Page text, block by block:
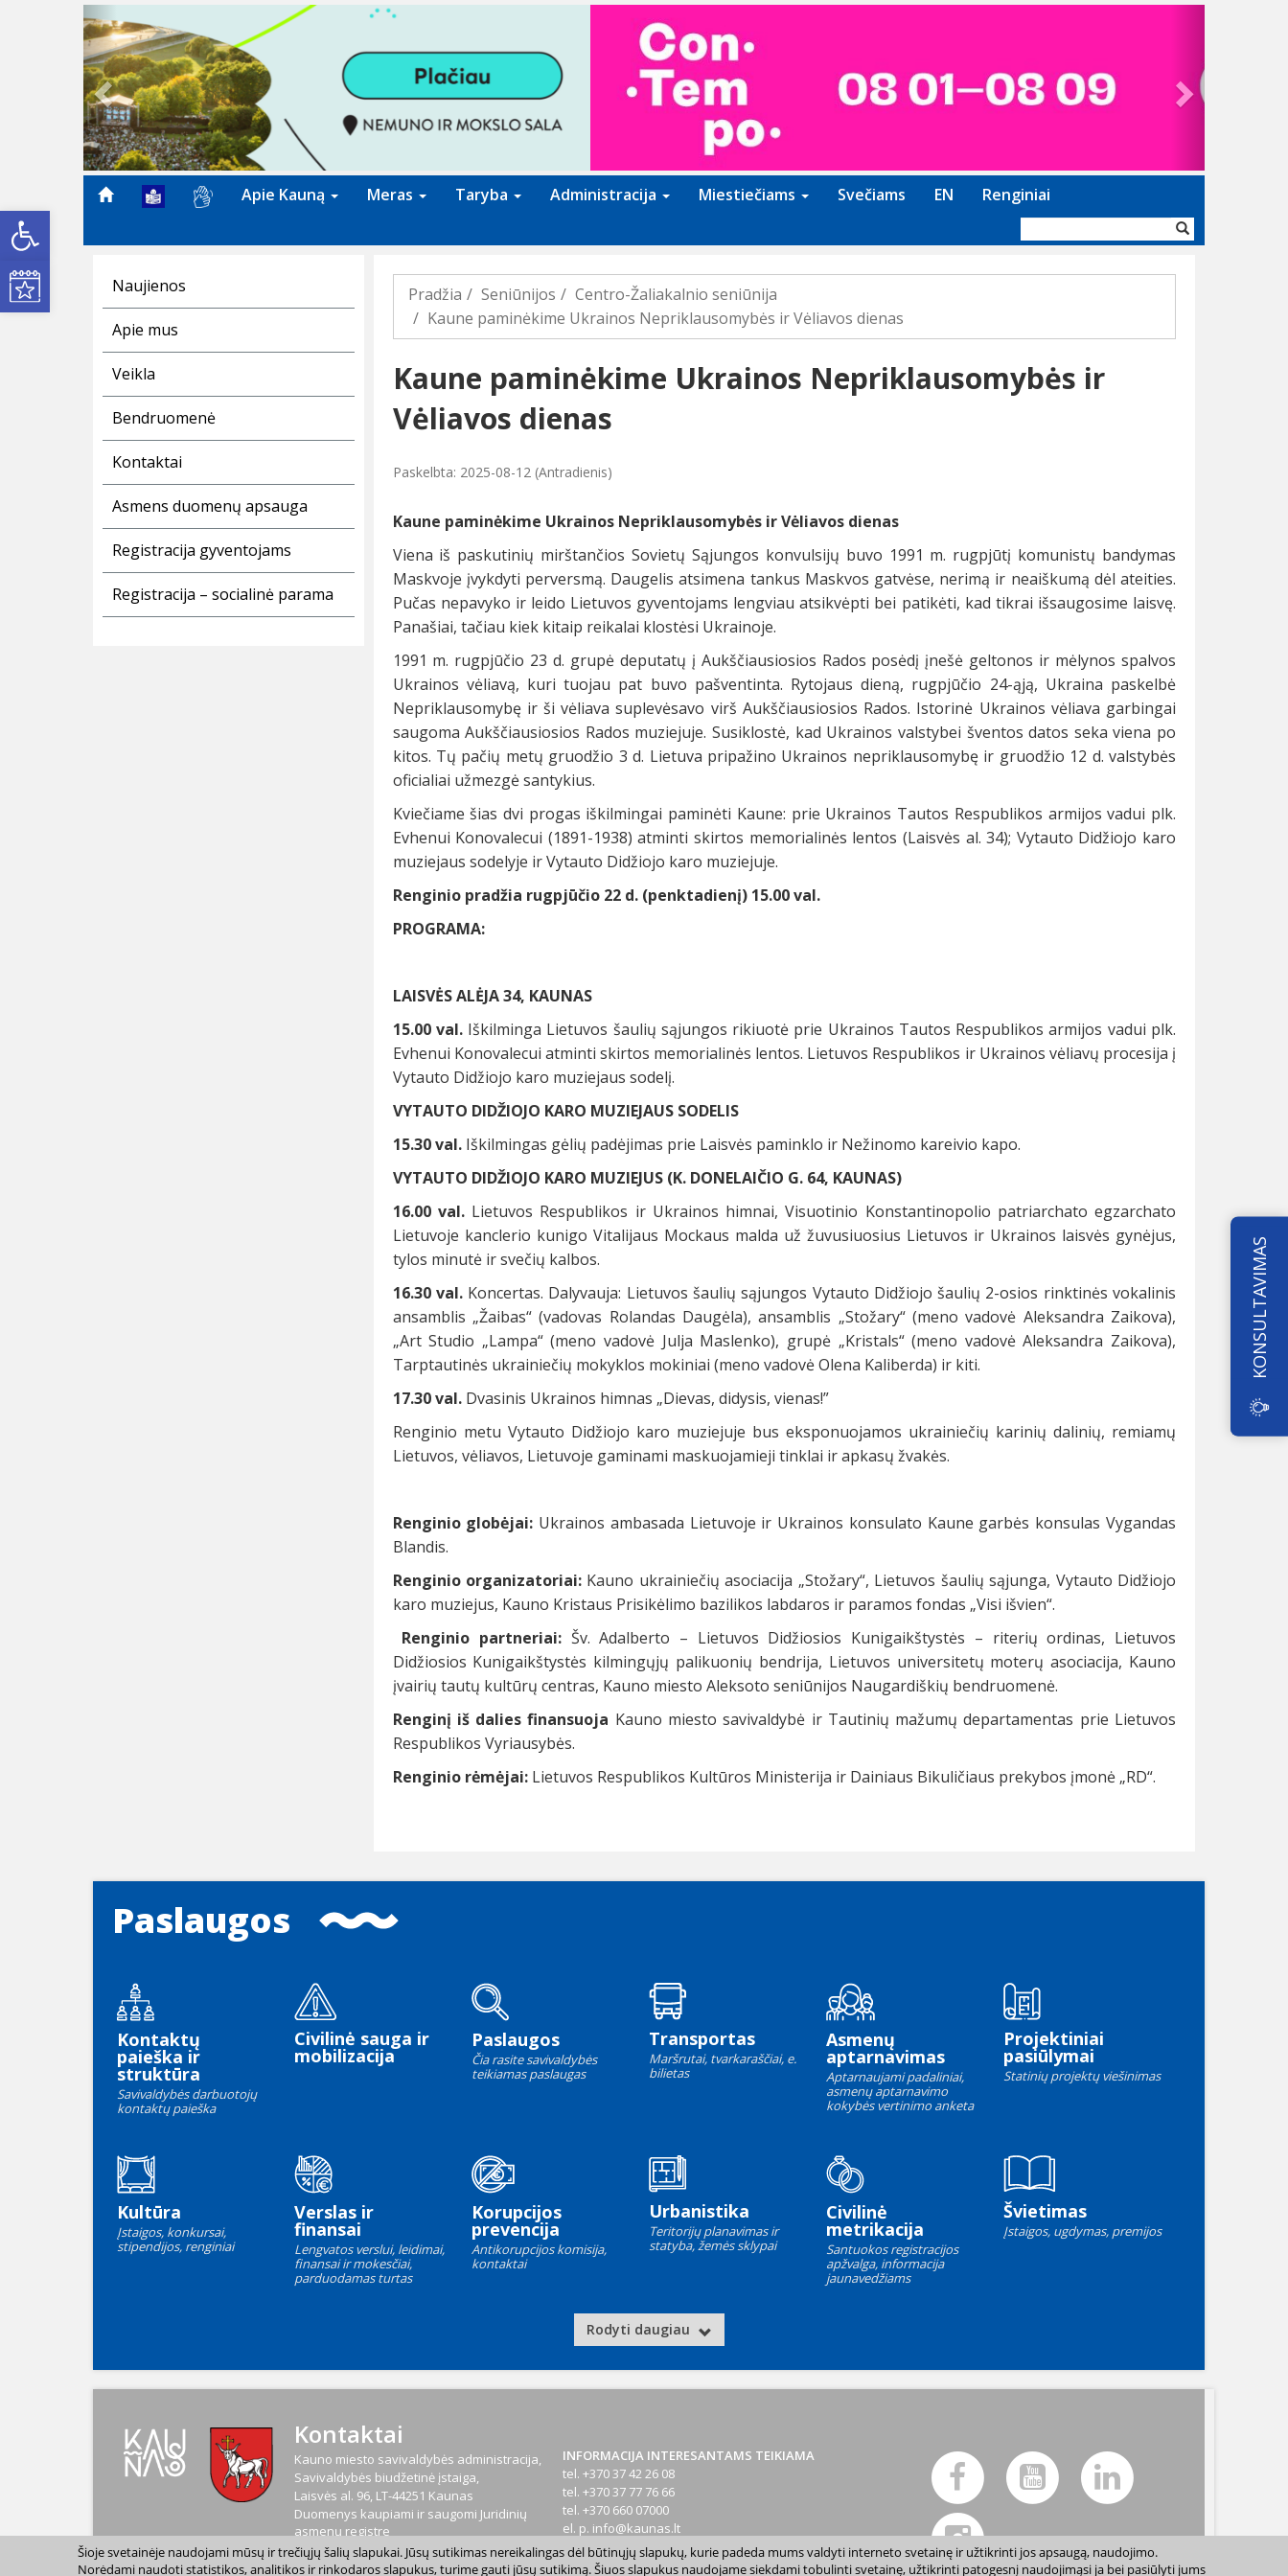
Open toolbar
Kultūros renginiai
Previous
Apie Kauną Meras Taryba Administracija Miestiečiams Svečiams EN Renginiai
forma
Naujienos
Apie mus
Veikla
Bendruomenė
Kontaktai
Asmens duomenų apsauga
Registracija gyventojams
Registracija – socialinė parama
Pradžia Seniūnijos
Centro-Žaliakalnio seniūnija
Kaune paminėkime Ukrainos Nepriklausomybės ir Vėliavos dienas
Kaune paminėkime Ukrainos Nepriklausomybės ir
Vėliavos dienas
Paskelbta: 2025-08-12 (Antradienis)
Kaune paminėkime Ukrainos Nepriklausomybės ir Vėliavos dienas
Viena iš paskutinių mirštančios Sovietų Sąjungos konvulsijų buvo 1991 m. rugpjūtį komunistų bandymas
Maskvoje įvykdyti perversmą. Daugelis atsimena tankus Maskvos gatvėse, nerimą ir neaiškumą dėl ateities.
Pučas nepavyko ir leido Lietuvos gyventojams lengviau atsikvėpti bei patikėti, kad tikrai išsaugosime laisvę.
Panašiai, tačiau kiek kitaip reikalai klostėsi Ukrainoje.
1991 m. rugpjūčio 23 d. grupė deputatų į Aukščiausiosios Rados posėdį įnešė geltonos ir mėlynos spalvos
Ukrainos vėliavą, kuri tuojau pat buvo pašventinta. Rytojaus dieną, rugpjūčio 24-ąją, Ukraina paskelbė
Nepriklausomybę ir ši vėliava suplevėsavo virš Aukščiausiosios Rados. Istorinė Ukrainos vėliava garbingai
saugoma Aukščiausiosios Rados muziejuje. Susiklostė, kad Ukrainos valstybei šventos datos seka viena po
kitos. Tų pačių metų gruodžio 3 d. Lietuva pripažino Ukrainos nepriklausomybę ir gruodžio 12 d. valstybės
oficialiai užmezgė santykius.
Kviečiame šias dvi progas iškilmingai paminėti Kaune: prie Ukrainos Tautos Respublikos armijos vadui plk.
Evhenui Konovalecui (1891-1938) atminti skirtos memorialinės lentos (Laisvės al. 34); Vytauto Didžiojo karo
muziejaus sodelyje ir Vytauto Didžiojo karo muziejuje.
Renginio pradžia rugpjūčio 22 d. (penktadienį) 15.00 val.
PROGRAMA:
LAISVĖS ALĖJA 34, KAUNAS
15.00 val.Iškilminga Lietuvos šaulių sąjungos rikiuotė prie Ukrainos Tautos Respublikos armijos vadui plk.
Evhenui Konovalecui atminti skirtos memorialinės lentos. Lietuvos Respublikos ir Ukrainos vėliavų procesija į
Vytauto Didžiojo karo muziejaus sodelį.
VYTAUTO DIDŽIOJO KARO MUZIEJAUS SODELIS
15.30 val.Iškilmingas gėlių padėjimas prie Laisvės paminklo ir Nežinomo kareivio kapo.
VYTAUTO DIDŽIOJO KARO MUZIEJUS (K. DONELAIČIO G. 64, KAUNAS)
16.00 val. Lietuvos Respublikos ir Ukrainos himnai, Visuotinio Konstantinopolio patriarchato egzarchato
Lietuvoje kanclerio kunigo Vitalijaus Mockaus malda už žuvusiuosius Lietuvos ir Ukrainos laisvės gynėjus,
tylos minutė ir svečių kalbos.
16.30 val. Koncertas. Dalyvauja: Lietuvos šaulių sąjungos Vytauto Didžiojo šaulių 2-osios rinktinės vokalinis
ansamblis „Žaibas“ (vadovas Rolandas Daugėla), ansamblis „Stožary“ (meno vadovė Aleksandra Zaikova),
„Art Studio „Lampa“ (meno vadovė Julja Maslenko), grupė „Kristals“ (meno vadovė Aleksandra Zaikova),
Tarptautinės ukrainiečių mokyklos mokiniai (meno vadovė Olena Kaliberda) ir kiti.
17.30 val. Dvasinis Ukrainos himnas „Dievas, didysis, vienas!”
Renginio metu Vytauto Didžiojo karo muziejuje bus eksponuojamos ukrainiečių karinių dalinių, remiamų
Lietuvos, vėliavos, Lietuvoje gaminami maskuojamieji tinklai ir apkasų žvakės.
Renginio globėjai: Ukrainos ambasada Lietuvoje ir Ukrainos konsulato Kaune garbės konsulas Vygandas
Blandis.
Renginio organizatoriai:Kauno ukrainiečių asociacija „Stožary“, Lietuvos šaulių sąjunga, Vytauto Didžiojo
karo muziejus, Kauno Kristaus Prisikėlimo bazilikos labdaros ir paramos fondas „Visi išvien“.
Renginio partneriai:Šv. Adalberto – Lietuvos Didžiosios Kunigaikštystės – riterių ordinas, Lietuvos
Didžiosios Kunigaikštystės kilmingųjų palikuonių bendrija, Lietuvos universitetų moterų asociacija, Kauno
įvairių tautų kultūrų centras, Kauno miesto Aleksoto seniūnijos Naugardiškių bendruomenė.
Renginį iš dalies finansuoja Kauno miesto savivaldybė ir Tautinių mažumų departamentas prie Lietuvos
Respublikos Vyriausybės.
Renginio rėmėjai:Lietuvos Respublikos Kultūros Ministerija ir Dainiaus Bikuličiaus prekybos įmonė „RD“.
Paslaugos
Kontaktų
paieška ir
struktūra
Savivaldybės darbuotojų
kontaktų paieška
Civilinė sauga ir
mobilizacija
Paslaugos
Čia rasite savivaldybės
teikiamas paslaugas
Transportas
Maršrutai, tvarkaraščiai, e.
bilietas
Asmenų
aptarnavimas
Aptarnaujami padaliniai,
asmenų aptarnavimo
kokybės vertinimo anketa
Projektiniai
pasiūlymai
Statinių projektų viešinimas
Kultūra
Įstaigos, konkursai,
stipendijos, renginiai
Verslas ir
finansai
Lengvatos verslui, leidimai,
finansai ir mokesčiai,
parduodamas turtas
Korupcijos
prevencija
Antikorupcijos komisija,
kontaktai
Urbanistika
Teritorijų planavimas ir
statyba, žemės sklypai
Civilinė
metrikacija
Santuokos registracijos
apžvalga, informacija
jaunavedžiams
Švietimas
Įstaigos, ugdymas, premijos
Rodyti daugiau
Kontaktai
Kauno miesto savivaldybės administracija,
Savivaldybės biudžetinė įstaiga,
Laisvės al. 96, LT-44251 Kaunas
Duomenys kaupiami ir saugomi Juridinių
asmenų registre
Kodas188764867
PVM mokėtojo kodasLT 887648610
INFORMACIJA INTERESANTAMS TEIKIAMA
tel. +370 37 42 26 08
tel. +370 37 77 76 66
tel. +370 660 07000
el. p. info@kaunas.lt
Šioje svetainėje naudojami mūsų ir trečiųjų šalių slapukai. Jūsų sutikimas nereikalingas dėl būtinųjų slapukų, kurie padeda mums valdyti interneto svetainę ir užtikrinti jos apsaugą, naudojimo.
Norėdami naudoti statistikos, analitikos ir rinkodaros slapukus, turime gauti jūsų sutikimą. Šiuos slapukus naudojame siekdami tobulinti svetainę, užtikrinti patogesnį naudojimąsi ja bei pasiūlyti jums
KONSULTAVIMAS